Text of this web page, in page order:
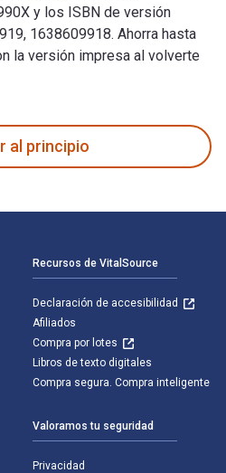
y los ISBN de versión
1638609918. Ahorra hasta
la versión impresa al volverte
al principio
Recursos de VitalSource
Declaración de accesibilidad
Afiliados
Compra por lotes
Libros de texto digitales
Compra segura. Compra inteligente
Valoramos tu seguridad
Privacidad